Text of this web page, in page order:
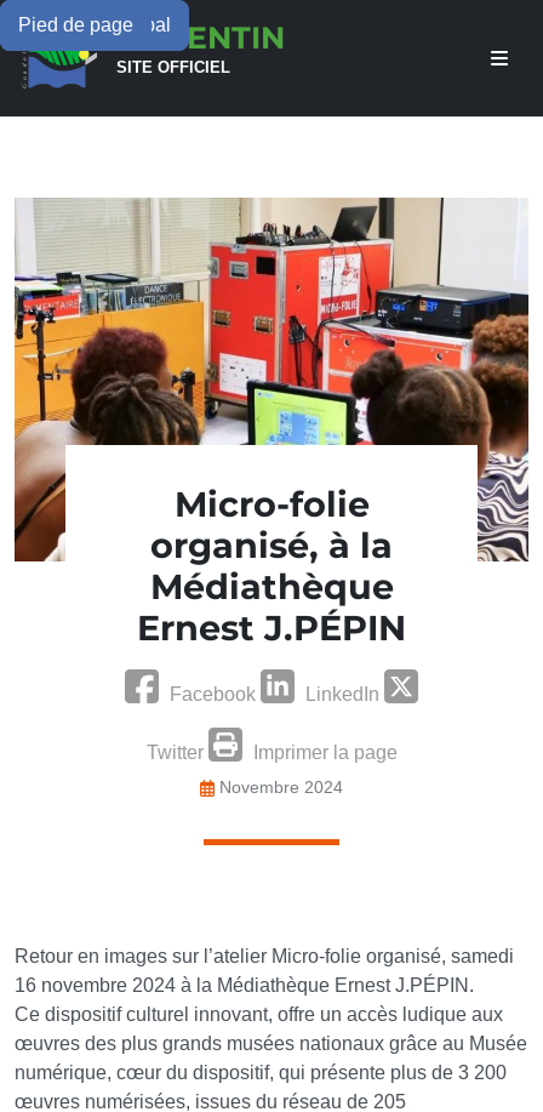
Menu principal
Contenu principal
Pied de pageLAMENTIN
SITE OFFICIEL
Micro-folie
organisé, à la
Médiathèque
Ernest J.PÉPIN
Facebook LinkedIn
Twitter Imprimer la page
Novembre 2024
Retour en images sur l’atelier Micro-folie organisé, samedi
16 novembre 2024 à la Médiathèque Ernest J.PÉPIN.
Ce dispositif culturel innovant, offre un accès ludique aux
œuvres des plus grands musées nationaux grâce au Musée
numérique, cœur du dispositif, qui présente plus de 3 200
œuvres numérisées, issues du réseau de 205